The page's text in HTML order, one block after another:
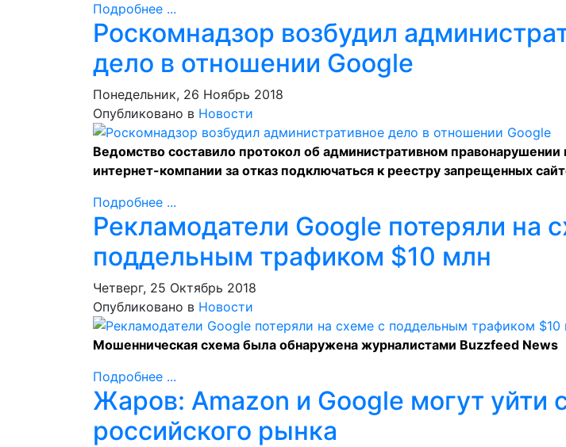
Подробнее ...
Роскомнадзор возбудил
дело в отношении Google
Понедельник, 26 Ноябрь 2018
Опубликовано в Новости
Ведомство составило протокол об административном правонарушении
интернет-компании за отказ подключаться к реестру запрещенных
Подробнее ...
Рекламодатели Google потеряли на
поддельным трафиком $10 млн
Четверг, 25 Октябрь 2018
Опубликовано в Новости
Мошенническая схема была обнаружена журналистами Buzzfeed News
Подробнее ...
Жаров: Amazon и Google могут уйти
российского рынка